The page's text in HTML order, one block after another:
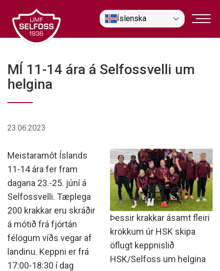
efni
Íslenska
MÍ 11-14 ára á Selfossvelli um
helgina
23.06.2023
Þessir krakkar ásamt fleiri
krökkum úr HSK skipa
öflugt keppnislið
HSK/Selfoss um helgina
Meistaramót Íslands
11-14 ára fer fram
dagana 23.-25. júní á
Selfossvelli. Tæplega
200 krakkar eru skráðir
á mótið frá fjórtán
félögum víðs vegar af
landinu. Keppni er frá
17:00-18:30 í dag